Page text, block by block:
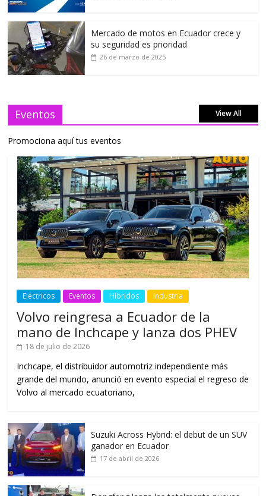
Mercado de motos en Ecuador crece y
su seguridad es prioridad
26 de marzo de 2025
Eventos View All
Promociona aquí tus eventos
Eléctricos Eventos Híbridos Industria
Volvo reingresa a Ecuador de la
mano de Inchcape y lanza dos PHEV
18 de julio de 2026
Inchcape, el distribuidor automotriz independiente más
grande del mundo, anunció en evento especial el regreso de
Volvo al mercado ecuatoriano,
Suzuki Across Hybrid: el debut de un SUV
ganador en Ecuador
17 de abril de 2026